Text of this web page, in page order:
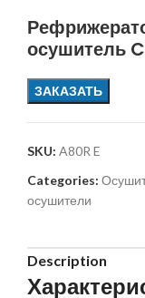
осушитель
ЗАКАЗАТЬ
SKU: A80R E
Categories:
осушители
Description